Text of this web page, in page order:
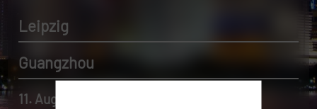
Leipzig
Guangzhou
11. Aug. 2026 - 18. Aug. 2026